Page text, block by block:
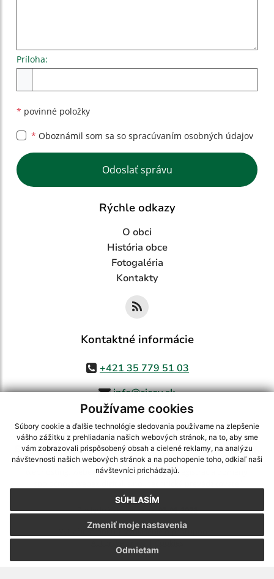
Používame cookies
Súbory cookie a ďalšie technológie sledovania používame na zlepšenie
vášho zážitku z prehliadania našich webových stránok, na to, aby sme
vám zobrazovali prispôsobený obsah a cielené reklamy, na analýzu
návštevnosti našich webových stránok a na pochopenie toho, odkiaľ naši
návštevníci prichádzajú.
SÚHLASÍM
Odmietam
Zmeniť moje nastavenia
Príloha:
* povinné položky
* Oboznámil som sa so spracúvaním osobných údajov
Google reCaptcha Response
Odoslať správu
Rýchle odkazy
O obci
História obce
Fotogaléria
Kontakty
Kontaktné informácie
+421 35 779 51 03
info@cicov.sk
využite možnosť získavania aktuálnych informácií s využitím RSS
CMS systém (redakčný) systém ECHELON 2,Mapa stránok,web portál
webex.digital, s.r.o.,domény,registrácia domény
Posledná aktualizácia:03.08.2026
Vytlačiť stránku|Vyhlásenie o prístupnosti